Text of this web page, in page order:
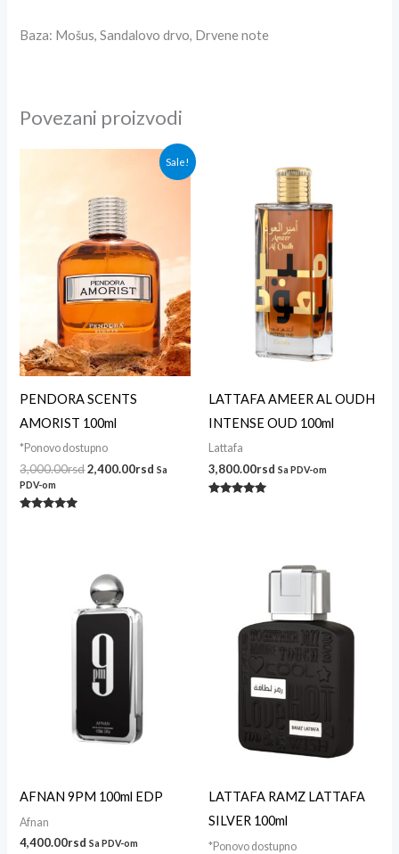
Baza: Mošus, Sandalovo drvo, Drvene note
Povezani proizvodi
Sale!
PENDORA SCENTS
AMORIST 100ml
*Ponovo dostupno
3,000.00rsd
bila:
3,000.00rsd.
2,400.00rsd
Trenutna
cena
Sa
PDV-om
LATTAFA AMEER AL OUDH
INTENSE OUD 100ml
Lattafa
3,800.00rsd Sa PDV-om
AFNAN 9PM 100ml EDP
Afnan
4,400.00rsd Sa PDV-om
LATTAFA RAMZ LATTAFA
SILVER 100ml
*Ponovo dostupno